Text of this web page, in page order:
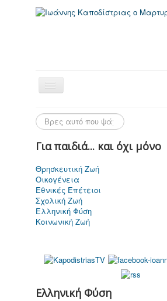
Καποδίστριας
Για παιδιά... και όχι μόνο
Θρησκευτική Ζωή
Οικογένεια
Εθνικές Επέτειοι
Σχολική Ζωή
Ελληνική Φύση
Κοινωνική Ζωή
Ελληνική Φύση